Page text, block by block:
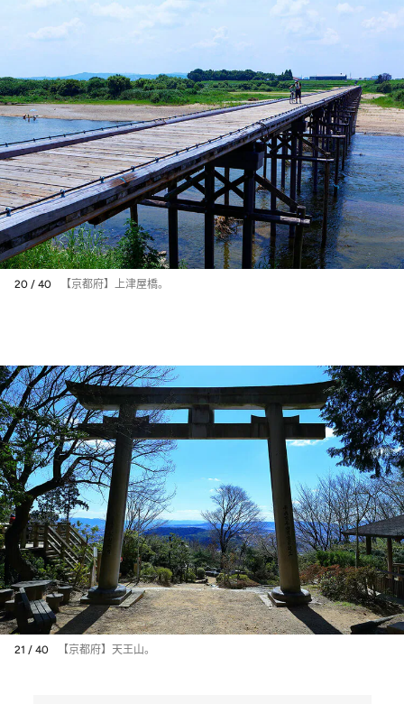
20 / 40 【京都府】上津屋橋。
21 / 40 【京都府】天王山。